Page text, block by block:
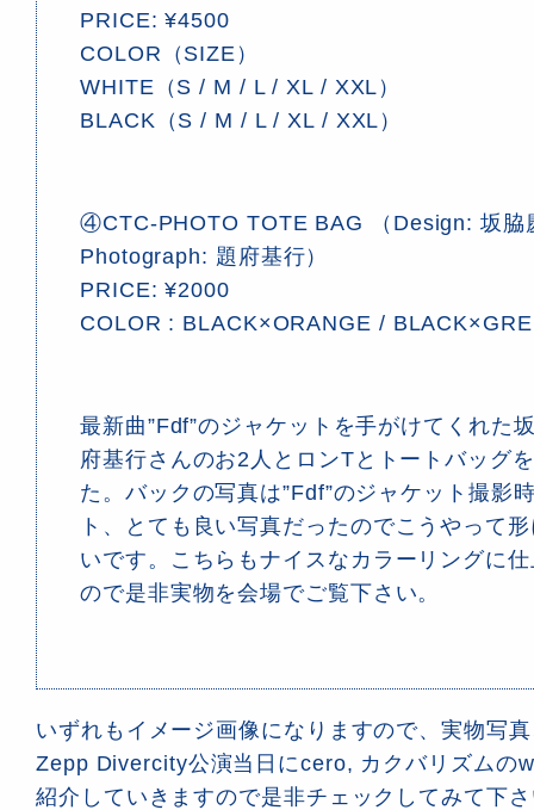
PRICE: ¥4500
COLOR（SIZE）
WHITE（S / M / L / XL / XXL）
BLACK（S / M / L / XL / XXL）
④CTC-PHOTO TOTE BAG （Design: 坂脇
Photograph: 題府基行）
PRICE: ¥2000
COLOR : BLACK×ORANGE /
最新曲”Fdf”のジャケットを手がけてくれた
府基行さんのお2人とロンTとトートバッグ
た。バックの写真は”Fdf”のジャケット撮影
ト、とても良い写真だったのでこうやって
いです。こちらもナイスなカラーリングに
ので是非実物を会場でご覧下さい。
いずれもイメージ画像になりますので、実物写
Zepp Divercity公演当日にcero, カクバリズムの
紹介していきますので是非チェックしてみて下